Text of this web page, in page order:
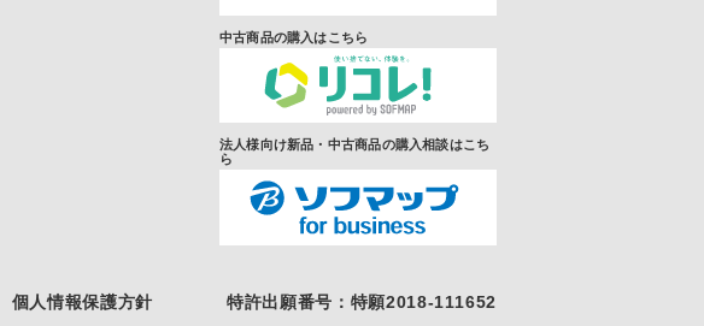
中古商品の購入はこちら
法人様向け新品・中古商品の購入相談はこち
ら
個人情報保護方針 特許出願番号：特願2018-111652